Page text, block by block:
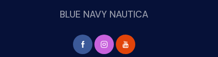
BLUE NAVY NAUTICA